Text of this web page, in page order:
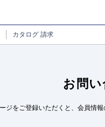
カタログ 請求
お問
ジをご登録いただくと、会員情